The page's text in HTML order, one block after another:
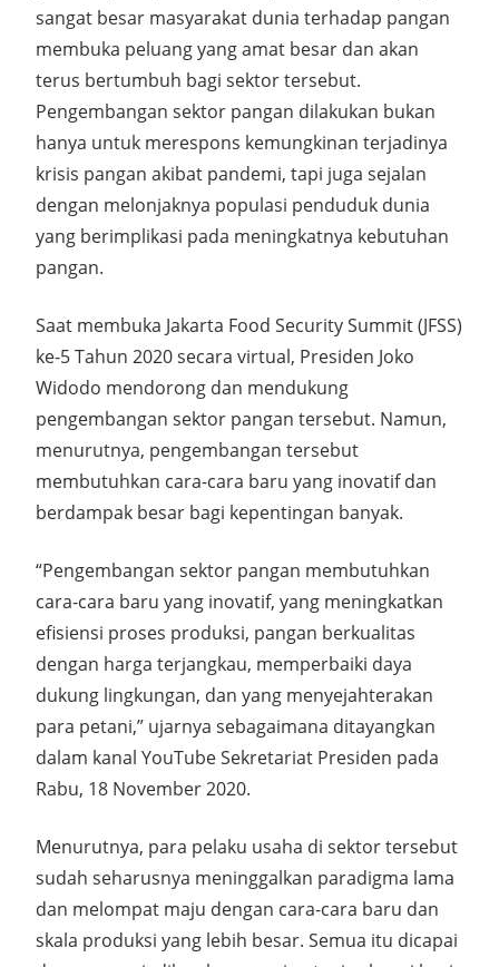
sangat besar masyarakat dunia terhadap pangan
membuka peluang yang amat besar dan akan
terus bertumbuh bagi sektor tersebut.
Pengembangan sektor pangan dilakukan bukan
hanya untuk merespons kemungkinan terjadinya
krisis pangan akibat pandemi, tapi juga sejalan
dengan melonjaknya populasi penduduk dunia
yang berimplikasi pada meningkatnya kebutuhan
pangan.
Saat membuka Jakarta Food Security Summit (JFSS)
ke-5 Tahun 2020 secara virtual, Presiden Joko
Widodo mendorong dan mendukung
pengembangan sektor pangan tersebut. Namun,
menurutnya, pengembangan tersebut
membutuhkan cara-cara baru yang inovatif dan
berdampak besar bagi kepentingan banyak.
“Pengembangan sektor pangan membutuhkan
cara-cara baru yang inovatif, yang meningkatkan
efisiensi proses produksi, pangan berkualitas
dengan harga terjangkau, memperbaiki daya
dukung lingkungan, dan yang menyejahterakan
para petani,” ujarnya sebagaimana ditayangkan
dalam kanal YouTube Sekretariat Presiden pada
Rabu, 18 November 2020.
Menurutnya, para pelaku usaha di sektor tersebut
sudah seharusnya meninggalkan paradigma lama
dan melompat maju dengan cara-cara baru dan
skala produksi yang lebih besar. Semua itu dicapai